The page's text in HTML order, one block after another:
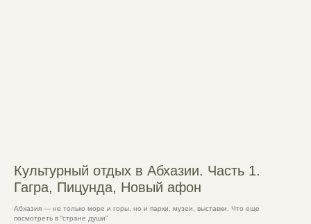
Культурный отдых в Абхазии. Часть 1.
Гагра, Пицунда, Новый афон
Абхазия — не только море и горы, но и парки, музеи, выставки. Что еще
посмотреть в “стране души”